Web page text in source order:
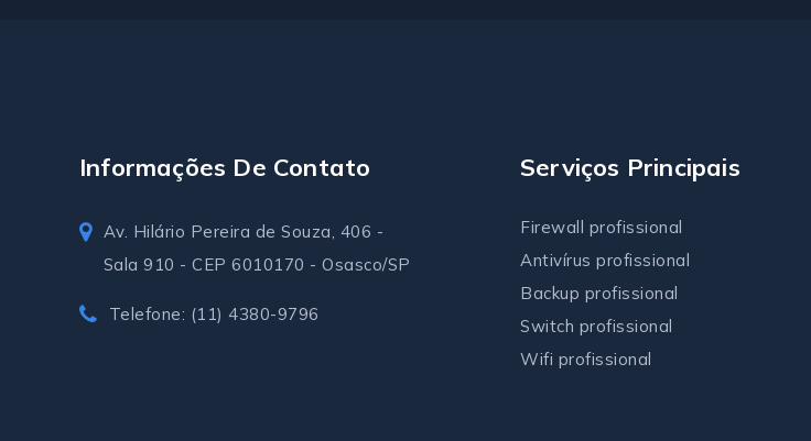
Informações De Contato
Av. Hilário Pereira de Souza, 406 -
Sala 910 - CEP 6010170 - Osasco/SP
Telefone: (11) 4380-9796
Serviços Principais
Firewall profissional
Antivírus profissional
Backup profissional
Switch profissional
Wifi profissional